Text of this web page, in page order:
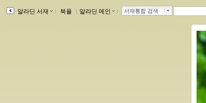
알라딘 서재 북플 알라딘 메인 서재통합 검색